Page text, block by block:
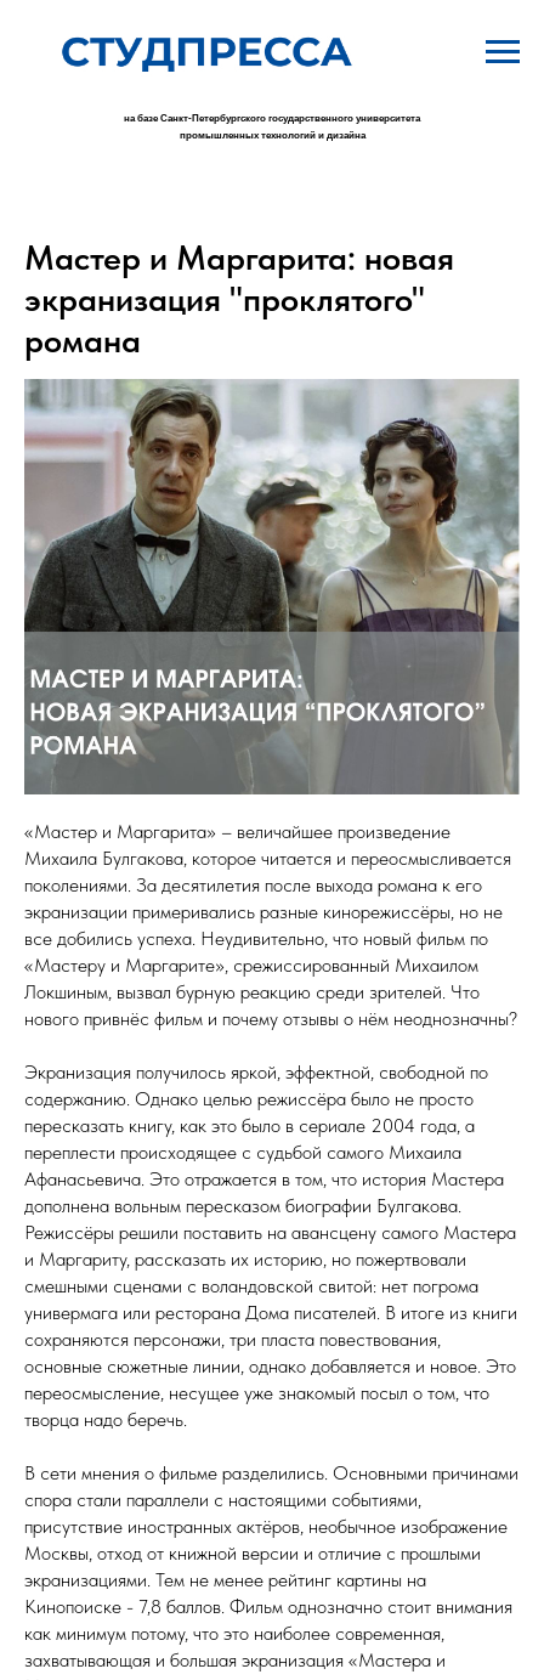
на базе Санкт-Петербургского государственного университета
промышленных технологий и дизайна
Мастер и Маргарита: новая
экранизация "проклятого"
романа
«Мастер и Маргарита» – величайшее произведение
Михаила Булгакова, которое читается и переосмысливается
поколениями. За десятилетия после выхода романа к его
экранизации примеривались разные кинорежиссёры, но не
все добились успеха. Неудивительно, что новый фильм по
«Мастеру и Маргарите», срежиссированный Михаилом
Локшиным, вызвал бурную реакцию среди зрителей. Что
нового привнёс фильм и почему отзывы о нём неоднозначны?
Экранизация получилось яркой, эффектной, свободной по
содержанию. Однако целью режиссёра было не просто
пересказать книгу, как это было в сериале 2004 года, а
переплести происходящее с судьбой самого Михаила
Афанасьевича. Это отражается в том, что история Мастера
дополнена вольным пересказом биографии Булгакова.
Режиссёры решили поставить на авансцену самого Мастера
и Маргариту, рассказать их историю, но пожертвовали
смешными сценами с воландовской свитой: нет погрома
универмага или ресторана Дома писателей. В итоге из книги
сохраняются персонажи, три пласта повествования,
основные сюжетные линии, однако добавляется и новое. Это
переосмысление, несущее уже знакомый посыл о том, что
творца надо беречь.
В сети мнения о фильме разделились. Основными причинами
спора стали параллели с настоящими событиями,
присутствие иностранных актёров, необычное изображение
Москвы, отход от книжной версии и отличие с прошлыми
экранизациями. Тем не менее рейтинг картины на
Кинопоиске - 7,8 баллов. Фильм однозначно стоит внимания
как минимум потому, что это наиболее современная,
захватывающая и большая экранизация «Мастера и